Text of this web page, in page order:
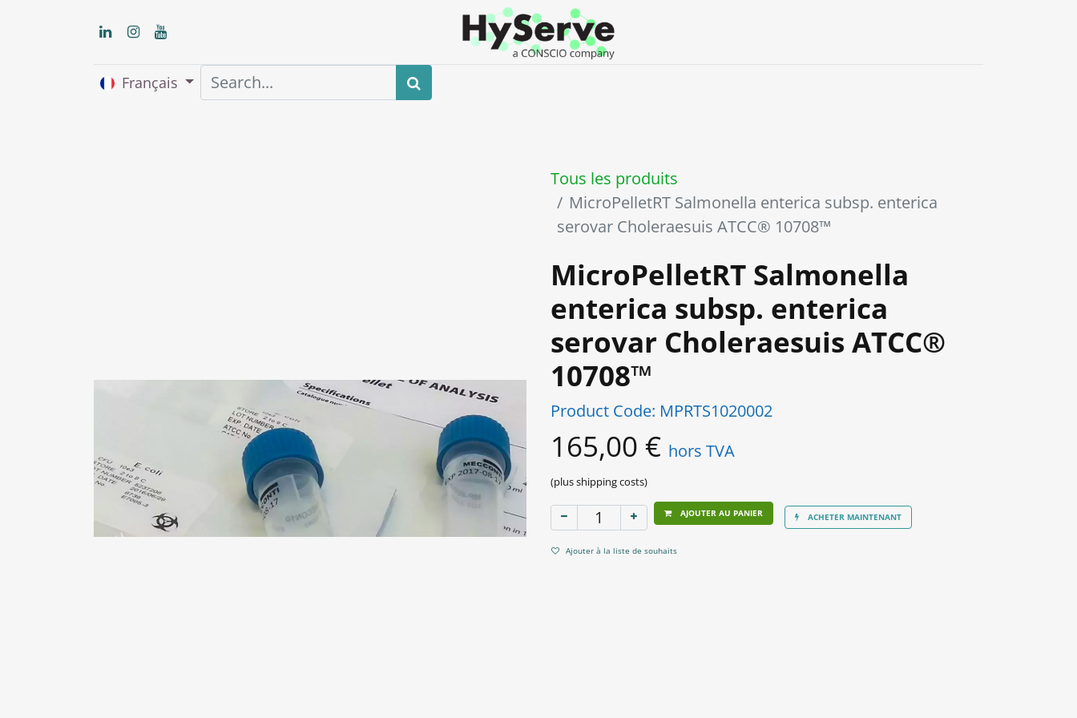
Français
Tous les produits
MicroPelletRT Salmonella enterica subsp. enterica
serovar Choleraesuis ATCC® 10708™
MicroPelletRT Salmonella
enterica subsp. enterica
serovar Choleraesuis ATCC®
10708™
Product Code: MPRTS1020002
165,00 € hors TVA
(plus shipping costs)
AJOUTER AU PANIER ACHETER MAINTENANT
Ajouter à la liste de souhaits